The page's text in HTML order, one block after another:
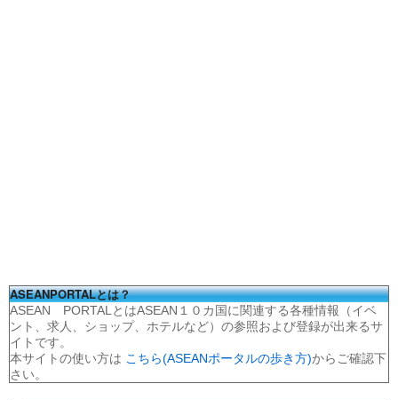
ASEANPORTALとは？
ASEAN PORTALとはASEAN１０カ国に関連する各種情報（イベ
ント、求人、ショップ、ホテルなど）の参照および登録が出来るサ
イトです。
本サイトの使い方は こちら(ASEANポータルの歩き方)からご確認下
さい。